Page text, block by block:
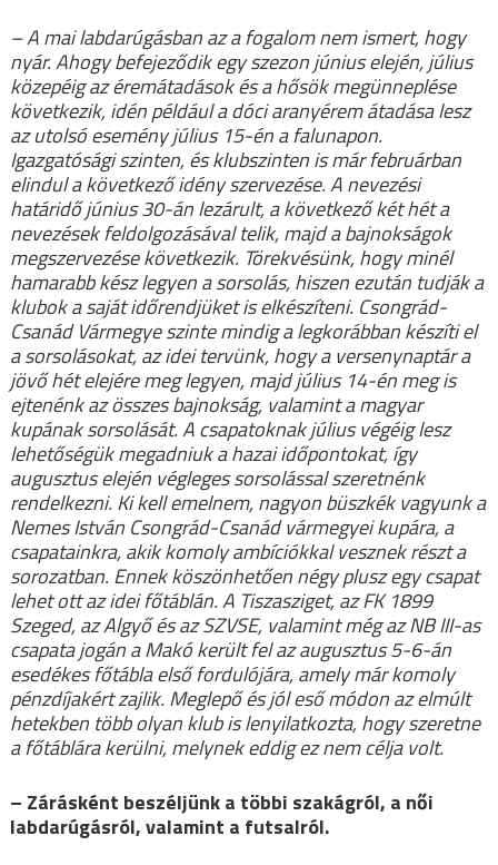
– A mai labdarúgásban az a fogalom nem ismert, hogy
nyár. Ahogy befejeződik egy szezon június elején, július
közepéig az éremátadások és a hősök megünneplése
következik, idén például a dóci aranyérem átadása lesz
az utolsó esemény július 15-én a falunapon.
Igazgatósági szinten, és klubszinten is már februárban
elindul a következő idény szervezése. A nevezési
határidő június 30-án lezárult, a következő két hét a
nevezések feldolgozásával telik, majd a bajnokságok
megszervezése következik. Törekvésünk, hogy minél
hamarabb kész legyen a sorsolás, hiszen ezután tudják a
klubok a saját időrendjüket is elkészíteni. Csongrád-
Csanád Vármegye szinte mindig a legkorábban készíti el
a sorsolásokat, az idei tervünk, hogy a versenynaptár a
jövő hét elejére meg legyen, majd július 14-én meg is
ejtenénk az összes bajnokság, valamint a magyar
kupának sorsolását. A csapatoknak július végéig lesz
lehetőségük megadniuk a hazai időpontokat, így
augusztus elején végleges sorsolással szeretnénk
rendelkezni. Ki kell emelnem, nagyon büszkék vagyunk a
Nemes István Csongrád-Csanád vármegyei kupára, a
csapatainkra, akik komoly ambíciókkal vesznek részt a
sorozatban. Ennek köszönhetően négy plusz egy csapat
lehet ott az idei főtáblán. A Tiszasziget, az FK 1899
Szeged, az Algyő és az SZVSE, valamint még az NB III-as
csapata jogán a Makó került fel az augusztus 5-6-án
esedékes főtábla első fordulójára, amely már komoly
pénzdíjakért zajlik. Meglepő és jól eső módon az elmúlt
hetekben több olyan klub is lenyilatkozta, hogy szeretne
a főtáblára kerülni, melynek eddig ez nem célja volt.
– Zárásként beszéljünk a többi szakágról, a női
labdarúgásról, valamint a futsalról.